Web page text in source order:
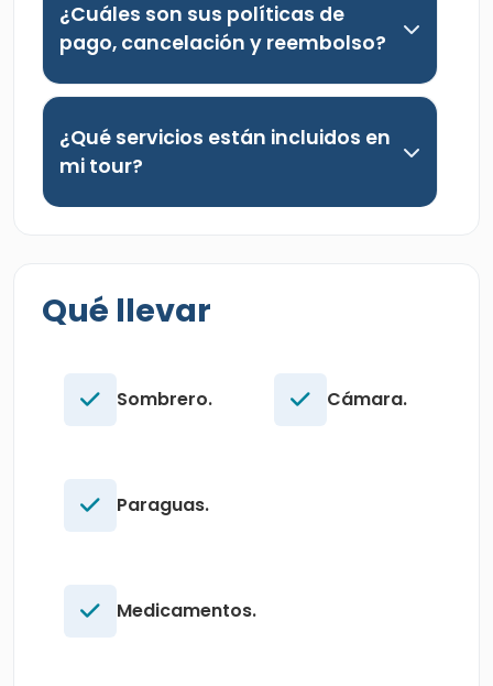
¿Cuáles son sus políticas de
pago, cancelación y reembolso?
¿Qué servicios están incluidos en
mi tour?
Qué llevar
Sombrero. Cámara.
Paraguas.
Medicamentos.